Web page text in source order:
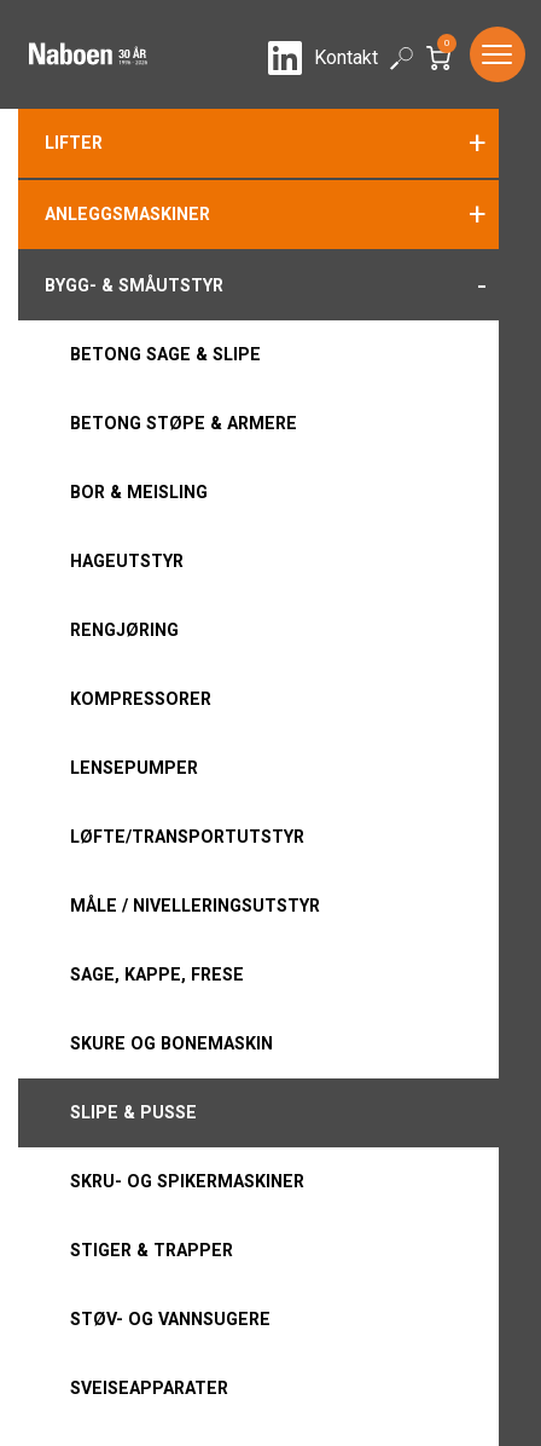
LinkedIn
Kontakt Search
0
LIFTER +
ANLEGGSMASKINER +
BYGG- & SMÅUTSTYR -
BETONG SAGE & SLIPE
BETONG STØPE & ARMERE
BOR & MEISLING
HAGEUTSTYR
RENGJØRING
KOMPRESSORER
LENSEPUMPER
LØFTE/TRANSPORTUTSTYR
MÅLE / NIVELLERINGSUTSTYR
SAGE, KAPPE, FRESE
SKURE OG BONEMASKIN
SLIPE & PUSSE
SKRU- OG SPIKERMASKINER
STIGER & TRAPPER
STØV- OG VANNSUGERE
SVEISEAPPARATER